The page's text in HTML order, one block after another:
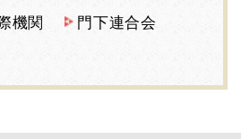
機関
門下連合会